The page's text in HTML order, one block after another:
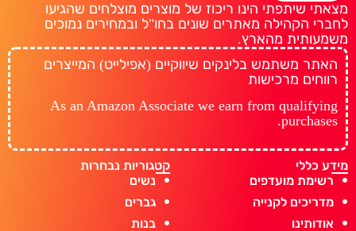
מצאתי שיתפתי הינו ריכוז של מוצרים מוצלחים שהגיעו
לחברי הקהילה מאתרים שונים בחו"ל ובמחירים נמוכים
משמעותית מהארץ.
האתר משתמש בלינקים שיווקיים (אפילייט) המייצרים
רווחים מרכישות
As an Amazon Associate we earn from qualifying
purchases.
מידע כללי
רשימת מועדפים
מדריכים לקנייה
אודותינו
קטגוריות נבחרות
נשים
גברים
בנות